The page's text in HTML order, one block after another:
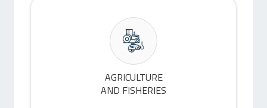
AGRICULTURE
AND FISHERIES